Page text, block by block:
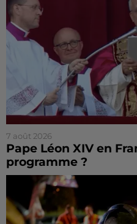
7 août 2026
Pape Léon XIV en
programme ?